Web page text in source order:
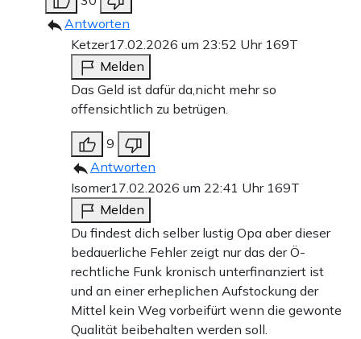
Antworten
Ketzer17.02.2026 um 23:52 Uhr 169T
Melden
Das Geld ist dafür da,nicht mehr so
offensichtlich zu betrügen.
9
Antworten
Isomer17.02.2026 um 22:41 Uhr 169T
Melden
Du findest dich selber lustig Opa aber dieser
bedauerliche Fehler zeigt nur das der Ö-
rechtliche Funk kronisch unterfinanziert ist
und an einer erheplichen Aufstockung der
Mittel kein Weg vorbeifürt wenn die gewonte
Qualität beibehalten werden soll.